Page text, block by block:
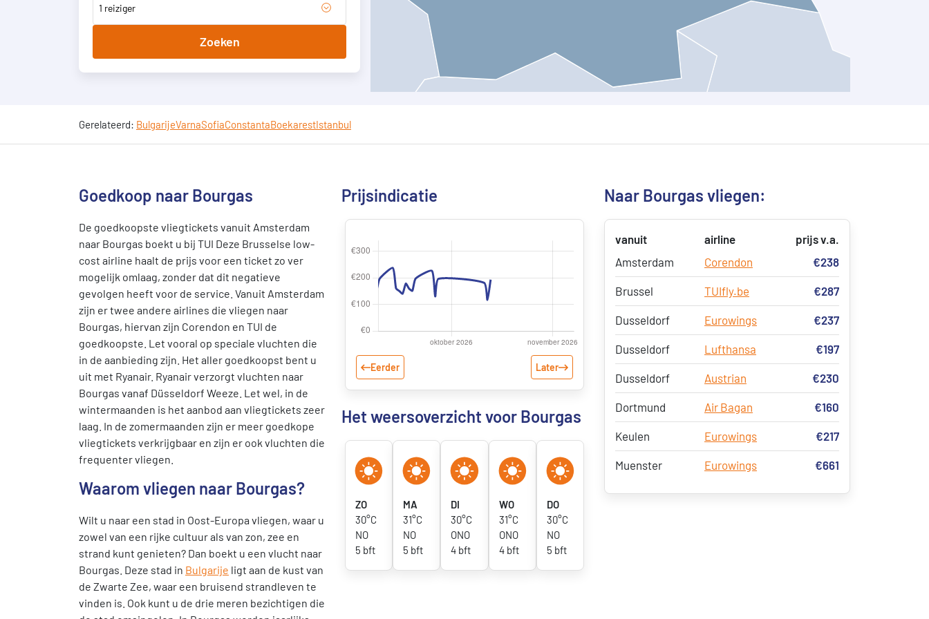
1 reiziger
Zoeken
Gerelateerd: BulgarijeVarnaSofiaConstantaBoekarestIstanbul
Goedkoop naar Bourgas
De goedkoopste vliegtickets vanuit Amsterdam
naar Bourgas boekt u bij TUI Deze Brusselse low-
cost airline haalt de prijs voor een ticket zo ver
mogelijk omlaag, zonder dat dit negatieve
gevolgen heeft voor de service. Vanuit Amsterdam
zijn er twee andere airlines die vliegen naar
Bourgas, hiervan zijn Corendon en TUI de
goedkoopste. Let vooral op speciale vluchten die
in de aanbieding zijn. Het aller goedkoopst bent u
uit met Ryanair. Ryanair verzorgt vluchten naar
Bourgas vanaf Düsseldorf Weeze. Let wel, in de
wintermaanden is het aanbod aan vliegtickets zeer
laag. In de zomermaanden zijn er meer goedkope
vliegtickets verkrijgbaar en zijn er ook vluchten die
frequenter vliegen.
Waarom vliegen naar Bourgas?
Wilt u naar een stad in Oost-Europa vliegen, waar u
zowel van een rijke cultuur als van zon, zee en
strand kunt genieten? Dan boekt u een vlucht naar
Bourgas. Deze stad in Bulgarije ligt aan de kust van
de Zwarte Zee, waar een bruisend strandleven te
vinden is. Ook kunt u de drie meren bezichtigen die
Prijsindicatie
Eerder Later
Het weersoverzicht voor Bourgas
ZO
30°C
NO
5 bft
MA
31°C
NO
5 bft
DI
30°C
ONO
4 bft
WO
31°C
ONO
4 bft
DO
30°C
NO
5 bft
Naar Bourgas vliegen:
vanuit airline
prijs v.a.
Amsterdam
Corendon €238
Brussel TUIfly.be €287
Dusseldorf Eurowings €237
Dusseldorf Lufthansa €197
Dusseldorf Austrian €230
Dortmund Air Bagan €160
Keulen Eurowings €217
Muenster Eurowings €661